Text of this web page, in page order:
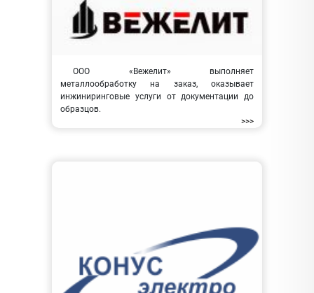
ООО «Вежелит» выполняет
металлообработку на заказ, оказывает
инжиниринговые услуги от документации до
образцов.
>>>